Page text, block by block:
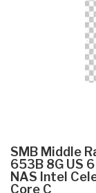
SMB Middle
653B 8G US
NAS Intel
Core C